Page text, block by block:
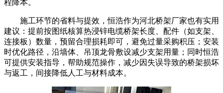
程降本。
施工环节的省料与提效，恒浩作为河北桥架厂家也有实用
建议：提前按图纸核算热浸锌电缆桥架长度、配件（如支架、
连接板）数量，预留合理损耗即可，避免过量采购积压；安装
时优化路径，沿墙体、吊顶龙骨敷设减少支架用量；同时恒浩
可提供安装指导，帮助规范操作，减少因失误导致的桥架损坏
与返工，间接降低人工与材料成本。